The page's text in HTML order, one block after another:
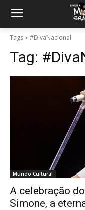
Tags #DivaNacional
Tag:
Mundo Cultural
A celebração
Simone, a